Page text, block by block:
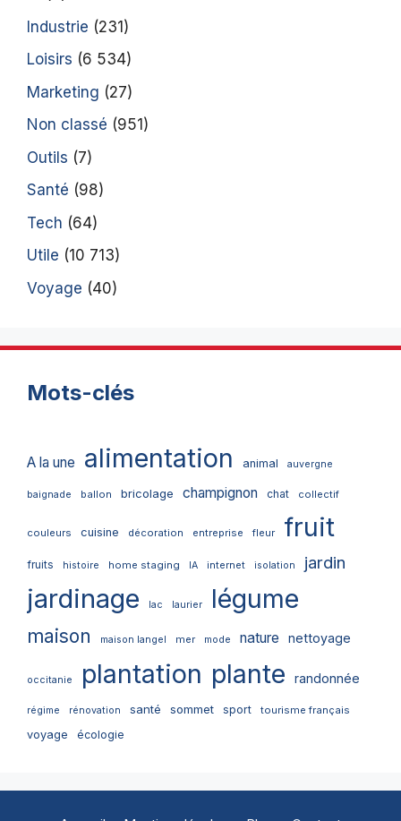
Industrie (231)
Loisirs (6 534)
Marketing (27)
Non classé (951)
Outils (7)
Santé (98)
Tech (64)
Utile (10 713)
Voyage (40)
Mots-clés
A la une alimentation animal auvergne
baignade ballon bricolage champignon chat collectif
couleurs cuisine décoration entreprise fleur fruit
fruits histoire home staging IA internet isolation jardin
jardinage lac laurier légume
maison maison langel mer mode nature nettoyage
occitanie plantation plante randonnée
régime rénovation santé sommet sport tourisme français
voyage écologie